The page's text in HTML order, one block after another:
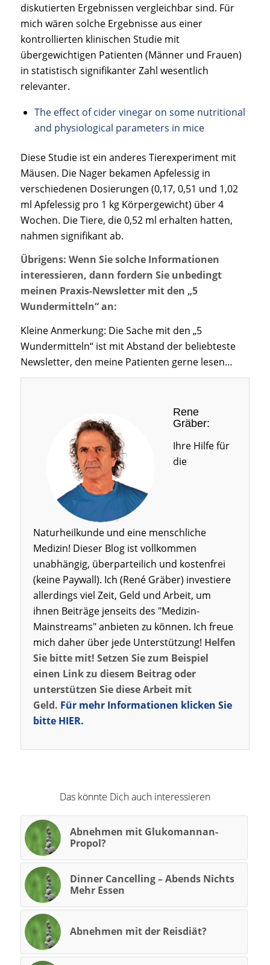
diskutierten Ergebnissen vergleichbar sind. Für
mich wären solche Ergebnisse aus einer
kontrollierten klinischen Studie mit
übergewichtigen Patienten (Männer und Frauen)
in statistisch signifikanter Zahl wesentlich
relevanter.
The effect of cider vinegar on some nutritional
and physiological parameters in mice
Diese Studie ist ein anderes Tierexperiment mit
Mäusen. Die Nager bekamen Apfelessig in
verschiedenen Dosierungen (0,17, 0,51 und 1,02
ml Apfelessig pro 1 kg Körpergewicht) über 4
Wochen. Die Tiere, die 0,52 ml erhalten hatten,
nahmen signifikant ab.
Übrigens: Wenn Sie solche Informationen
interessieren, dann fordern Sie unbedingt
meinen Praxis-Newsletter mit den „5
Wundermitteln“ an:
Kleine Anmerkung: Die Sache mit den „5
Wundermitteln“ ist mit Abstand der beliebteste
Newsletter, den meine Patienten gerne lesen…
Rene
Gräber:
Ihre Hilfe für
die
Naturheilkunde und eine menschliche
Medizin! Dieser Blog ist vollkommen
unabhängig, überparteilich und kostenfrei
(keine Paywall). Ich (René Gräber) investiere
allerdings viel Zeit, Geld und Arbeit, um
ihnen Beiträge jenseits des "Medizin-
Mainstreams" anbieten zu können. Ich freue
mich daher über jede Unterstützung! Helfen
Sie bitte mit! Setzen Sie zum Beispiel
einen Link zu diesem Beitrag oder
unterstützen Sie diese Arbeit mit
Geld. Für mehr Informationen klicken Sie
bitte HIER.
Das könnte Dich auch interessieren
Abnehmen mit Glukomannan-
Propol?
Dinner Cancelling – Abends Nichts
Mehr Essen
Abnehmen mit der Reisdiät?